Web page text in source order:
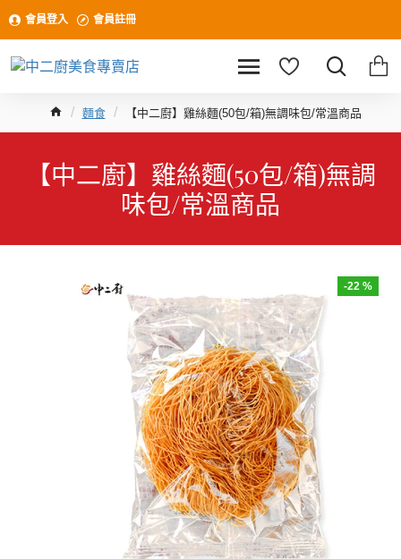
會員登入 會員註冊
麵食 【中二廚】雞絲麵(50包/箱)無調味包/常溫商品
【中二廚】雞絲麵(50包/箱)無調
味包/常溫商品
-22 %